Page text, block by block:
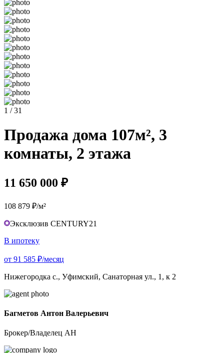
1 / 31
Продажа дома 107м², 3
комнаты, 2 этажа
11 650 000 ₽
108 879 ₽/м²
Эксклюзив CENTURY21
В ипотеку
от 91 585 ₽/месяц
Нижегородка с., Уфимский, Санаторная ул., 1, к 2
Багметов Антон Валерьевич
Брокер/Владелец АН